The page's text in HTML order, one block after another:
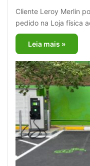
Cliente Leroy Merlin
pedido na Loja física
Leia mais »